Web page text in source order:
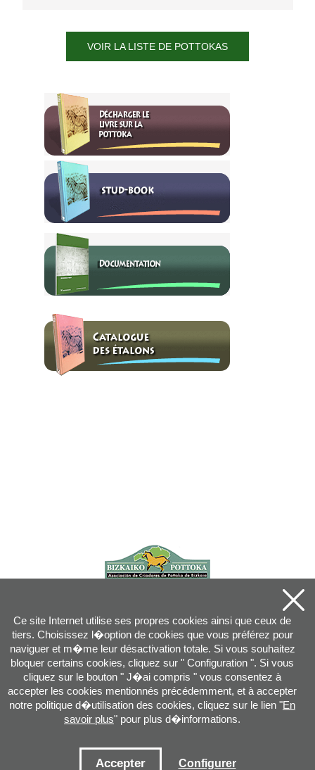
VOIR LA LISTE DE POTTOKAS
info@pottoka.info
Conditions d'Utilisation-Politique de Privacité-Politique des Cookies
Ce site Internet utilise ses propres cookies ainsi que ceux de
tiers. Choisissez l�option de cookies que vous préférez pour
naviguer et m�me leur désactivation totale. Si vous souhaitez
bloquer certains cookies, cliquez sur " Configuration ". Si vous
cliquez sur le bouton " J�ai compris " vous consentez à
accepter les cookies mentionnés précédemment, et à accepter
notre politique d�utilisation des cookies, cliquez sur le lien "En
savoir plus" pour plus d�informations.
Accepter Configurer